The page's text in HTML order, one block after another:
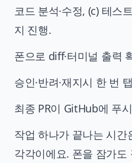
코드 분석·수정, (c) 테스
지 진행.
폰으로 diff·터미널 출력
승인·반려·재지시 한 번
최종 PR이 GitHub에 푸
작업 하나가 끝나는 시
각각이에요. 폰을 잠가